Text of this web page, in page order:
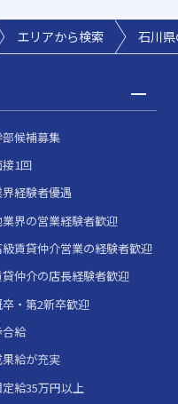
エリアから検索 石川
候補募集
接1回
界経験者優遇
界の営業経験者歓迎
級賃貸仲介営業の経験者歓迎
仲介の店長経験者歓迎
卒・第2新卒歓迎
合給
果給が充実
給35万円以上